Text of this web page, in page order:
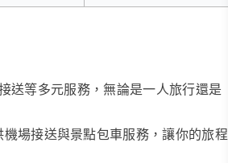
送等多元服務，無論是一人旅行還是
場接送與景點包車服務，讓你的旅程